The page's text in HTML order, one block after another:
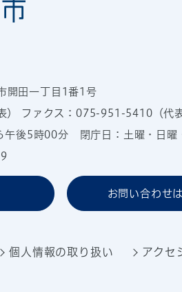
開田一丁目1番1号
） ファクス：075-951-5410（代表
午後5時00分 閉庁日：土曜・日
お問い合わせ
個人情報の取り扱い アクセ